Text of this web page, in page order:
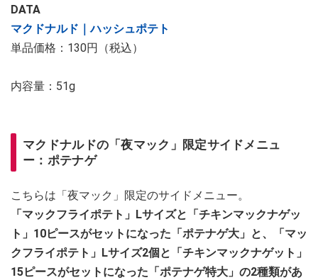
DATA
マクドナルド｜ハッシュポテト
単品価格：130円（税込）
内容量：51g
マクドナルドの「夜マック」限定サイドメニュ
ー：ポテナゲ
こちらは「夜マック」限定のサイドメニュー。
「マックフライポテト」Lサイズと「チキンマックナゲッ
ト」10ピースがセットになった「ポテナゲ大」と、「マッ
クフライポテト」Lサイズ2個と「チキンマックナゲット」
15ピースがセットになった「ポテナゲ特大」の2種類があ